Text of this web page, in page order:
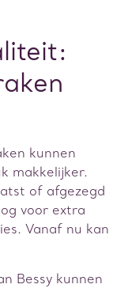
kunnen
makkelijker.
of afgezegd
voor extra
Vanaf nu kan
Bessy kunnen